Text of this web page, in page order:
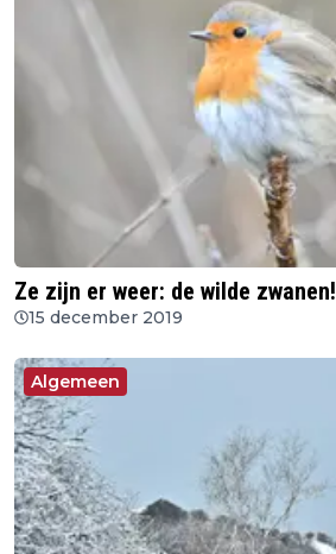
Ze zijn er weer: de wilde zwanen!
15 december 2019
Algemeen